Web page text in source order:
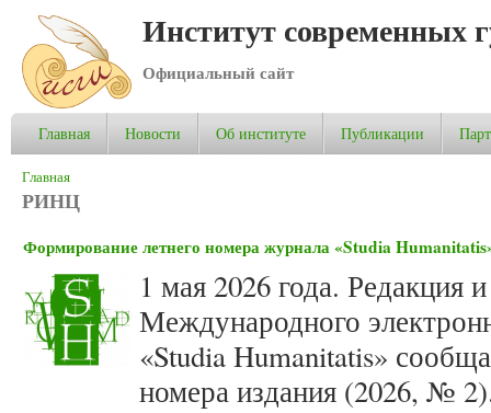
Институт современных
Официальный сайт
Главная Новости Об институте Публикации
Вы здесь
Главная
РИНЦ
Формирование летнего номера журнала «Studia
1 мая 2026 года. Редакция
Международного
«Studia Humanitatis»
номера издания (2026, №